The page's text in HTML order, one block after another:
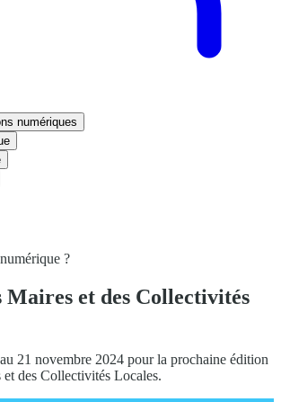
numériques
?
Maires et des Collectivités
21 novembre 2024 pour la prochaine édition
des Collectivités Locales.